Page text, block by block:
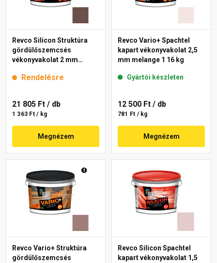
Revco Silicon Struktúra
gördülőszemcsés
vékonyvakolat 2 mm
Rendelésre
21 805 Ft / db
1 363 Ft / kg
Megnézem
Revco Vario+ Spachtel
kapart vékonyvakolat 2,5
mm melange 1 16 kg
Gyártói készleten
12 500 Ft / db
781 Ft / kg
Megnézem
Revco Vario+ Struktúra
gördülőszemcsés
Revco Silicon Spachtel
kapart vékonyvakolat 1,5